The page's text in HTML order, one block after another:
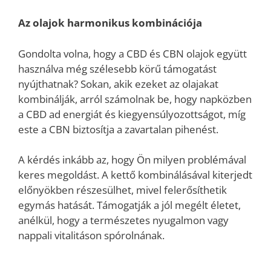
Az olajok harmonikus kombinációja
Gondolta volna, hogy a CBD és CBN olajok együtt
használva még szélesebb körű támogatást
nyújthatnak? Sokan, akik ezeket az olajakat
kombinálják, arról számolnak be, hogy napközben
a CBD ad energiát és kiegyensúlyozottságot, míg
este a CBN biztosítja a zavartalan pihenést.
A kérdés inkább az, hogy Ön milyen problémával
keres megoldást. A kettő kombinálásával kiterjedt
előnyökben részesülhet, mivel felerősíthetik
egymás hatását. Támogatják a jól megélt életet,
anélkül, hogy a természetes nyugalmon vagy
nappali vitalitáson spórolnának.